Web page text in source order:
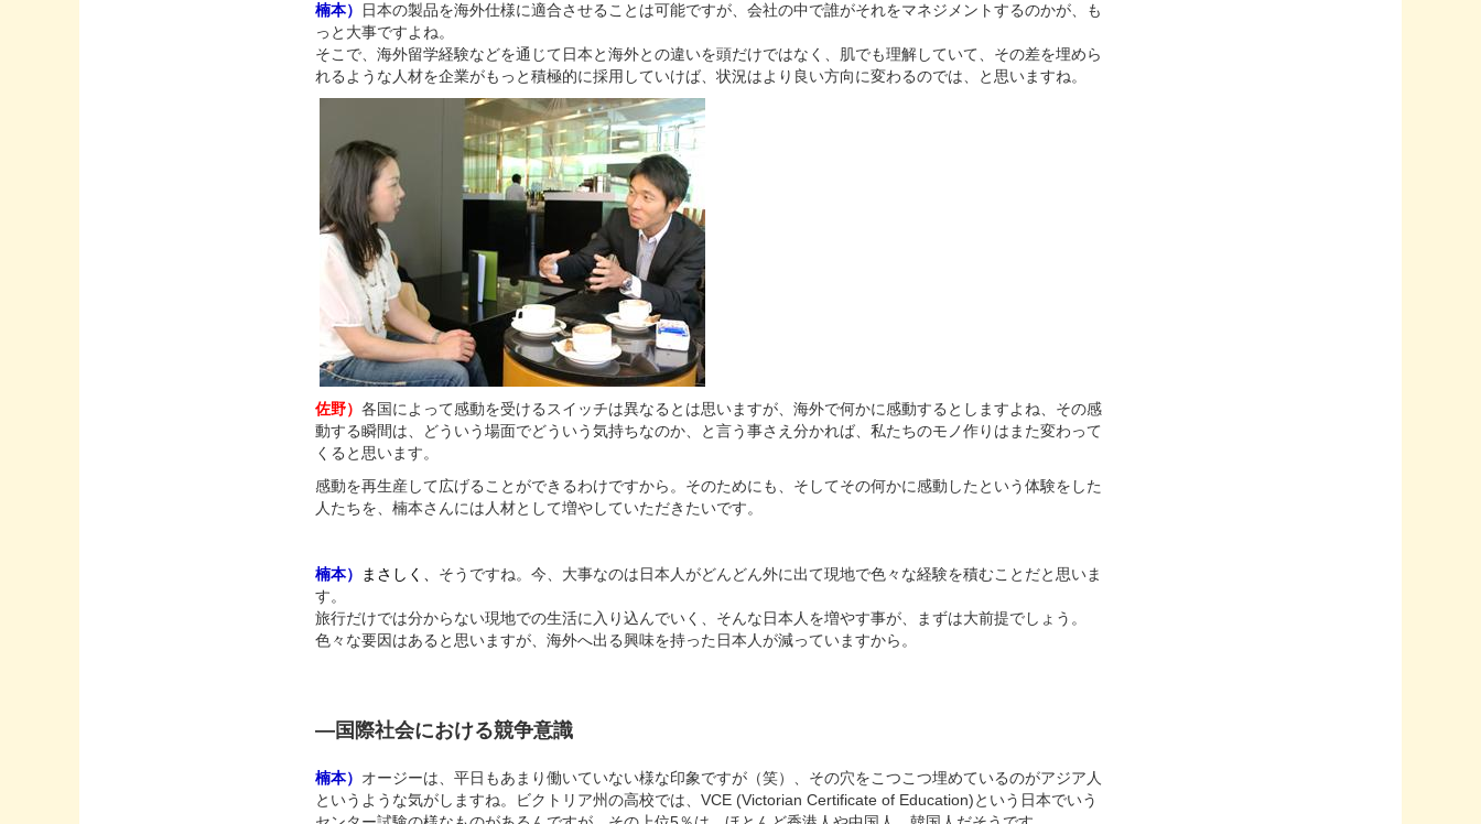
楠本）
日本の製品を海外仕様に適合させることは可能ですが、会社の中で誰がそれをマネジメントするのかが、も
っと大事ですよね。
そこで、海外留学経験などを通じて日本と海外との違いを頭だけではなく、肌でも理解していて、その差を埋めら
れるような人材を企業がもっと積極的に採用していけば、状況はより良い方向に変わるのでは、と思いますね。
佐野）各国によって感動を受けるスイッチは異なるとは思いますが、海外で何かに感動するとしますよね、その感
動する瞬間は、どういう場面でどういう気持ちなのか、と言う事さえ分かれば、私たちのモノ作りはまた変わって
くると思います。
感動を再生産して広げることができるわけですから。そのためにも、そしてその何かに感動したという体験をした
人たちを、楠本さんには人材として増やしていただきたいです。
楠本） まさしく、 そうですね。今、大事なのは日本人がどんどん外に出て現地で色々な経験を積むことだと思いま
す。
旅行だけでは分からない現地での生活に入り込んでいく、そんな日本人を増やす事が、まずは大前提でしょう。
色々な要因はあると思いますが、海外へ出る興味を持った日本人が減っていますから。
―国際社会における競争意識
楠本） オージーは、平日もあまり働いていない様な印象ですが（笑）、その穴をこつこつ埋めているのがアジア人
というような気がしますね。ビクトリア州の高校では、VCE (Victorian Certificate of Education)という日本でいう